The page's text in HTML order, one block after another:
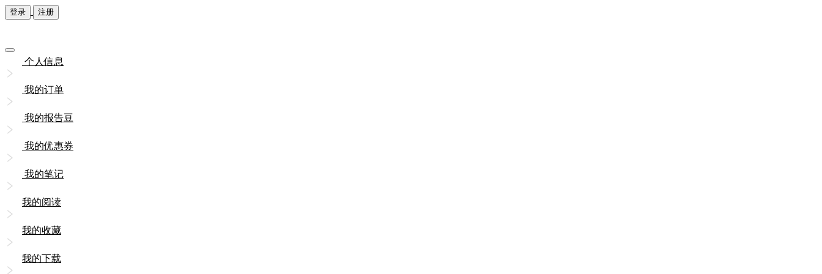
登录 注册
个人信息
我的订单
我的报告豆
我的优惠券
我的笔记
我的阅读
我的收藏
我的下载